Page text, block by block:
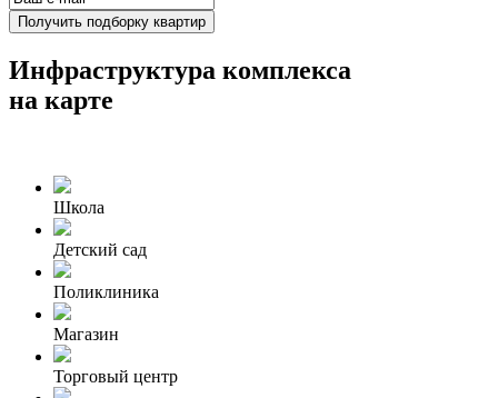
Получить подборку квартир
Инфраструктура комплекса
на карте
Школа
Детский сад
Поликлиника
Магазин
Торговый центр